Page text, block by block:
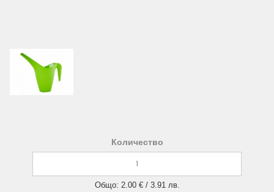
Количество
Общо: 2.00 € / 3.91 лв.